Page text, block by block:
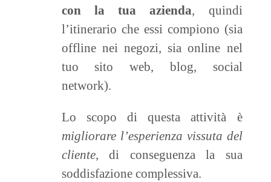
con la tua azienda, quindi
l’itinerario che essi compiono (sia
offline nei negozi, sia online nel
tuo sito web, blog, social
network).
Lo scopo di questa attività è
migliorare l’esperienza vissuta del
cliente, di conseguenza la sua
soddisfazione complessiva.